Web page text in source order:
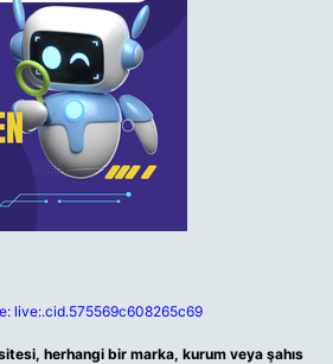
live:.cid.575569c608265c69
herhangi bir marka, kurum veya şahıs